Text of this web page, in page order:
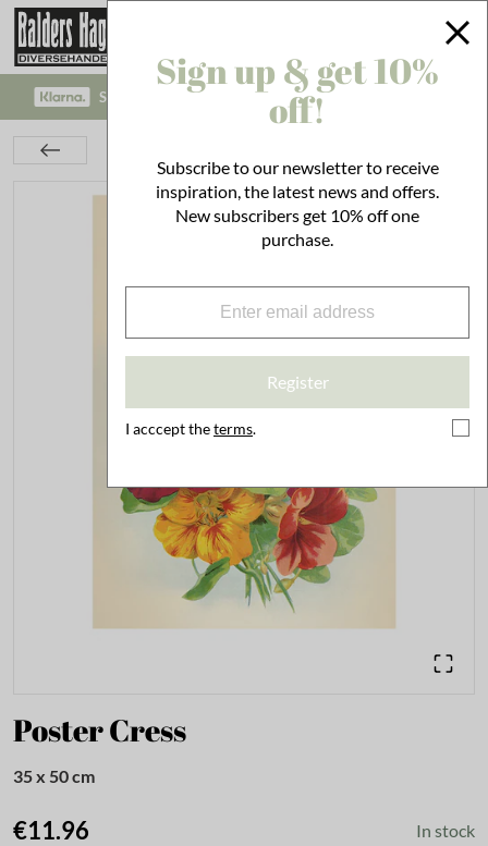
SAFE PAYMENT WITH KLARNA CHECKOUT!
Poster Cress
35 x 50 cm
€11.96 In stock
Sign up & get 10%
off!
Subscribe to our newsletter to receive
inspiration, the latest news and offers.
New subscribers get 10% off one
purchase.
Register
I acccept theterms.